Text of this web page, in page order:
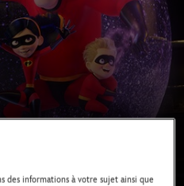
des informations à votre sujet ainsi que